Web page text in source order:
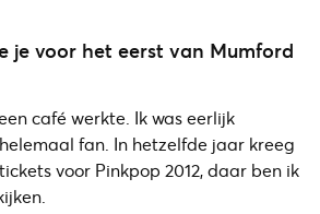
je voor het eerst van Mumford
café werkte. Ik was eerlijk
fan. In hetzelfde jaar kreeg
voor Pinkpop 2012, daar ben ik